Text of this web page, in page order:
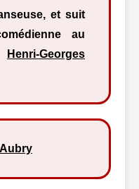
et suit
au
Henri-Georges